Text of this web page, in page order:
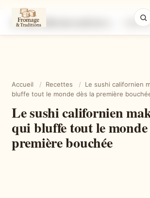
Accueil / Recettes /
Le sushi californien
bluffe tout le monde dès la première
Le sushi californien
qui bluffe tout le monde
première bouchée